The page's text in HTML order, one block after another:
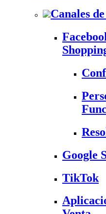
Canales
Google
TikTok